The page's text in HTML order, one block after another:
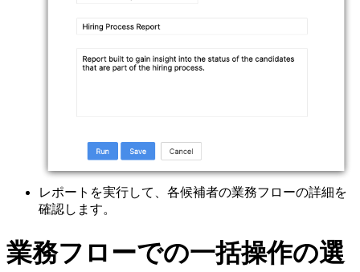
レポートを実行して、各候補者の業務フローの詳細を
確認します。
業務フローでの一括操作の選